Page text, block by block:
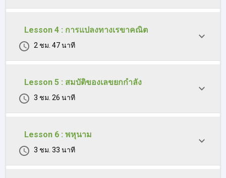
Lesson 4 : การแปลงทางเรขาคณิต
2 ชม. 47 นาที
Lesson 5 : สมบัติของเลขยกกำลัง
3 ชม. 26 นาที
Lesson 6 : พหุนาม
3 ชม. 33 นาที